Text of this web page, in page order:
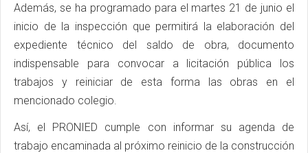
Además, se ha programado para el martes 21 de junio el
inicio de la inspección que permitirá la elaboración del
expediente técnico del saldo de obra, documento
indispensable para convocar a licitación pública los
trabajos y reiniciar de esta forma las obras en el
mencionado colegio.
Así, el PRONIED cumple con informar su agenda de
trabajo encaminada al próximo reinicio de la construcción